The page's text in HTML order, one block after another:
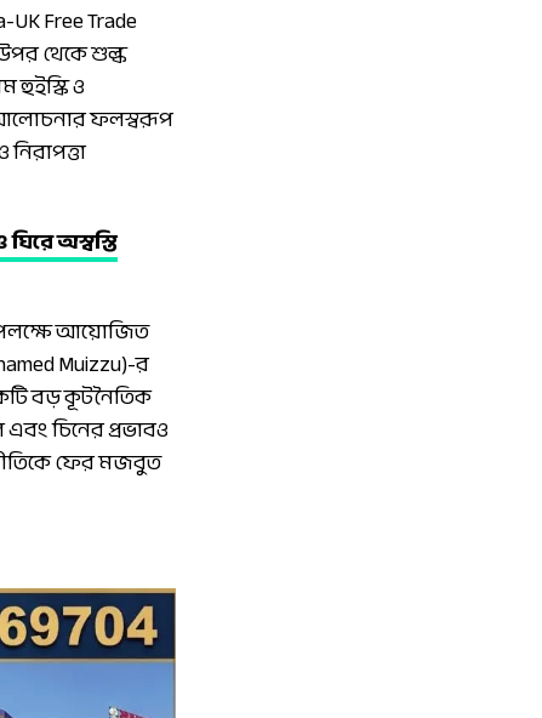
Free Trade
থেকে শুল্ক
হুইস্কি ও
আলোচনার ফলস্বরূপ
অস্বস্তি
উপলক্ষে আয়োজিত
Muizzu)-র
বড় কূটনৈতিক
চিনের প্রভাবও
ফের মজবুত